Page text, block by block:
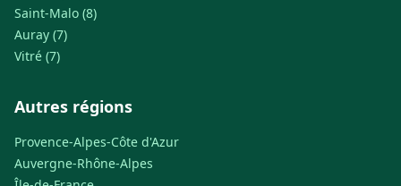
Saint-Malo (8)
Auray (7)
Vitré (7)
Autres régions
Provence-Alpes-Côte d'Azur
Auvergne-Rhône-Alpes